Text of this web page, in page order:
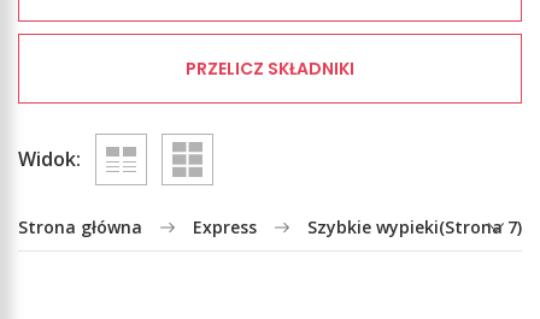
PRZELICZ SKŁADNIKI
Widok:
Strona główna Express Szybkie wypieki(Strona 7)